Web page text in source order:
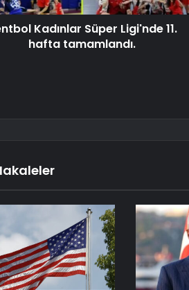
Kadınlar Süper Ligi'nde 11.
hafta tamamlandı.